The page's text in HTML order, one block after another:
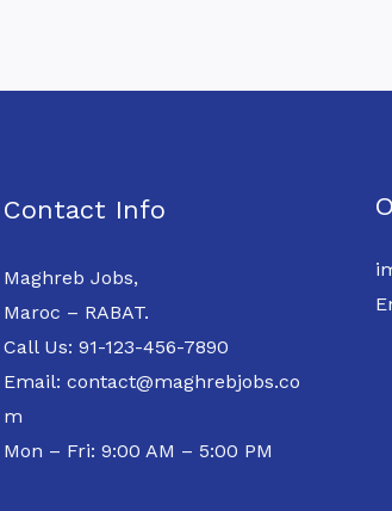
Contact Info
Maghreb Jobs,
Maroc – RABAT.
Call Us: 91-123-456-7890
Email: contact@maghrebjobs.co
m
Mon – Fri: 9:00 AM – 5:00 PM